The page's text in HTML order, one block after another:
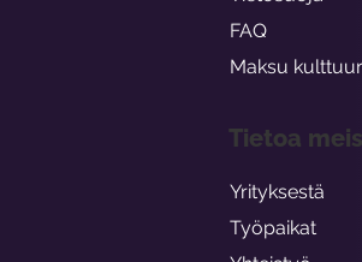
FAQ
Maksu
Tietoa
Yrityksestä
Työpaikat